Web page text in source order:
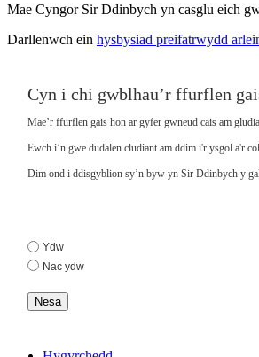
Mae Cyngor Sir Ddinbych yn casglu eich
Darllenwch ein hysbysiad preifatrwydd
Cyn i chi gwblhau’r ffurflen
Mae’r ffurflen gais hon ar gyfer gwneud cais am
Ewch i’n gwe dudalen cludiant am ddim i'r ysgol a'r
Dim ond i ddisgyblion sy’n byw yn Sir Ddinbych y
Ydw
Nac ydw
Nesa